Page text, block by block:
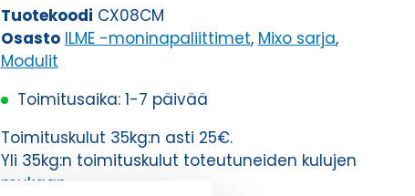
Tuotekoodi CX08CM
Osasto ILME -moninapaliittimet, Mixo sarja,
Modulit
Toimitusaika: 1-7 päivää
Toimituskulut 35kg:n asti 25€.
Yli 35kg:n toimituskulut toteutuneiden kulujen
mukaan.